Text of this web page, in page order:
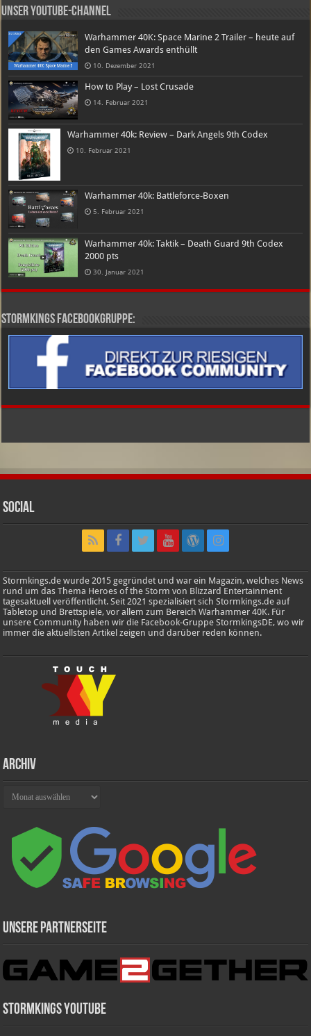
Unser Youtube-Channel
Warhammer 40K: Space Marine 2 Trailer – heute auf
den Games Awards enthüllt
10. Dezember 2021
How to Play – Lost Crusade
14. Februar 2021
Warhammer 40k: Review – Dark Angels 9th Codex
10. Februar 2021
Warhammer 40k: Battleforce-Boxen
5. Februar 2021
Warhammer 40k: Taktik – Death Guard 9th Codex
2000 pts
30. Januar 2021
Stormkings Facebookgruppe:
Social
Stormkings.de wurde 2015 gegründet und war ein Magazin, welches News
rund um das Thema Heroes of the Storm von Blizzard Entertainment
tagesaktuell veröffentlicht. Seit 2021 spezialisiert sich Stormkings.de auf
Tabletop und Brettspiele, vor allem zum Bereich Warhammer 40K. Für
unsere Community haben wir die Facebook-Gruppe StormkingsDE, wo wir
immer die aktuellsten Artikel zeigen und darüber reden können.
Archiv
Unsere Partnerseite
Stormkings Youtube